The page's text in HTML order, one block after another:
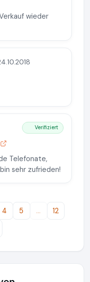
wieder
Verifiziert
Telefonate,
sehr zufrieden!
4 5 …
12